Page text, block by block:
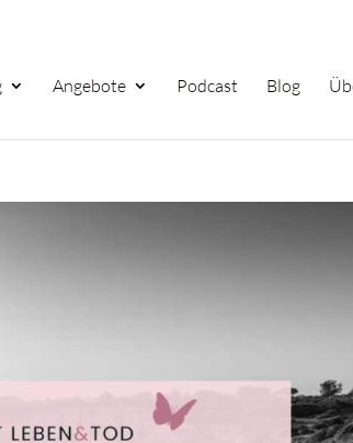
Angebote Podcast Blog